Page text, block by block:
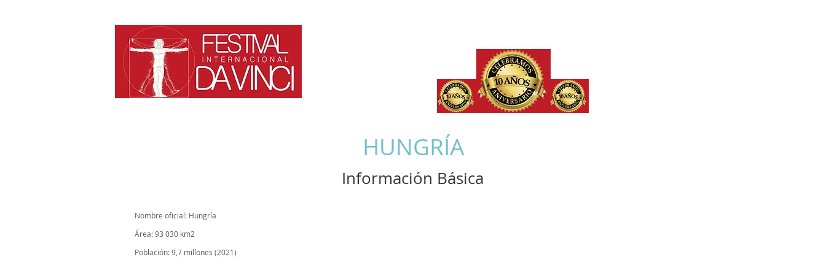
HUNGRÍA
Información Básica
Nombre oficial: Hungría
Área: 93 030 km2
Población: 9,7 millones (2021)